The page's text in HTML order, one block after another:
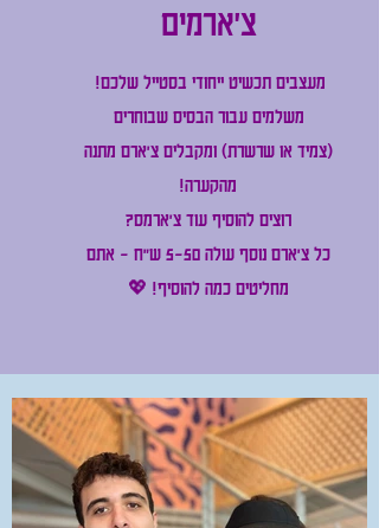
צ'ארמים
מעצבים תכשיט ייחודי בסטייל שלכם!
משלמים עבור הבסיס שבוחרים
(צמיד או שרשרת) ומקבלים צ'ארם מתנה
מהקערה!
רוצים להוסיף עוד צ'ארמס?
כל צ'ארם נוסף עולה 5-50 ש"ח – אתם
מחליטים כמה להוסיף! 💖